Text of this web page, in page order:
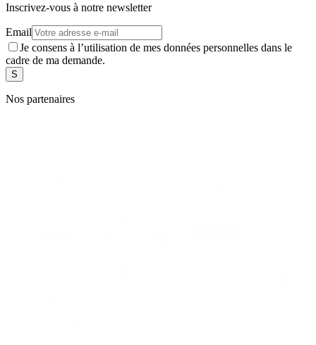
Inscrivez-vous à notre newsletter
Email
Je consens à l’utilisation de mes données personnelles dans le
cadre de ma demande.
Nos partenaires